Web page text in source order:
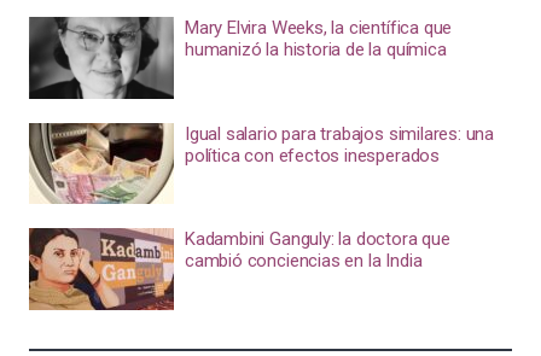
Mary Elvira Weeks, la científica que
humanizó la historia de la química
Igual salario para trabajos similares: una
política con efectos inesperados
Kadambini Ganguly: la doctora que
cambió conciencias en la India